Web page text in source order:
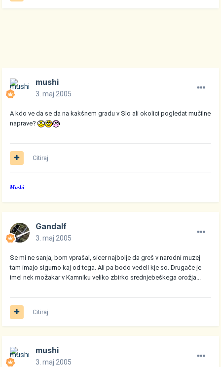
mushi
3. maj 2005
A kdo ve da se da na kakšnem gradu v Slo ali okolici pogledat mučilne
naprave?
Citiraj
Mushi
Gandalf
3. maj 2005
Se mi ne sanja, bom vprašal, sicer najbolje da greš v narodni muzej
tam imajo sigurno kaj od tega. Ali pa bodo vedeli kje so. Drugače je
imel nek možakar v Kamniku veliko zbirko srednjebeškega orožja...
Citiraj
mushi
3. maj 2005